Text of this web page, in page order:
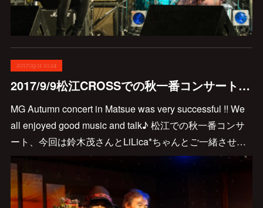
2017.09.11 10:24
2017/9/9松江CROSSでの秋一番コンサート＠Matsue大成功でした♪
MG Autumn concert in Matsue was very successful !! We
all enjoyed good music and talk♪ 松江での秋一番コンサ
ート、今回は鈴木茂さんとLiLica*ちゃんとご一緒させ…